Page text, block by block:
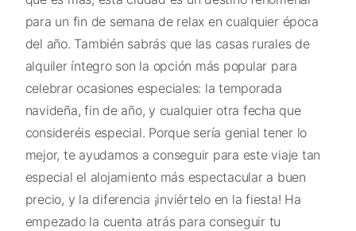
para un fin de semana de relax en cualquier época
del año. También sabrás que las casas rurales de
alquiler íntegro son la opción más popular para
celebrar ocasiones especiales: la temporada
navideña, fin de año, y cualquier otra fecha que
consideréis especial. Porque sería genial tener lo
mejor, te ayudamos a conseguir para este viaje tan
especial el alojamiento más espectacular a buen
precio, y la diferencia ¡inviértelo en la fiesta! Ha
empezado la cuenta atrás para conseguir tu